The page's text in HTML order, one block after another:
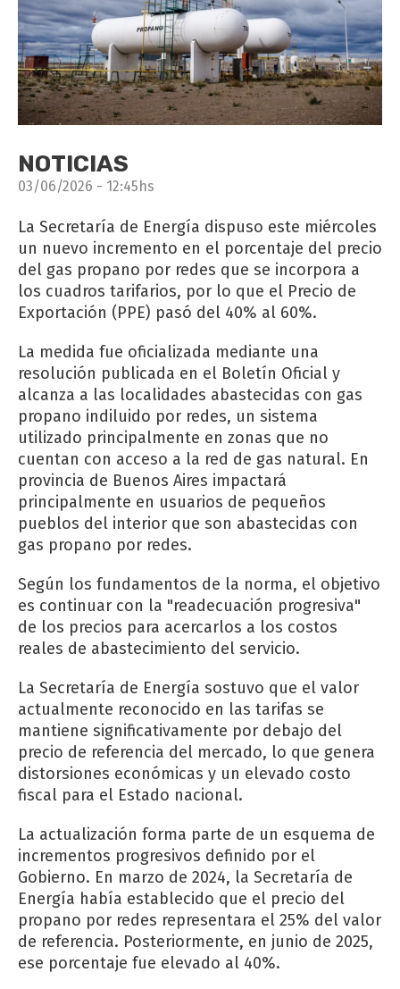
NOTICIAS
03/06/2026 - 12:45hs
La Secretaría de Energía dispuso este miércoles
un nuevo incremento en el porcentaje del precio
del gas propano por redes que se incorpora a
los cuadros tarifarios, por lo que el Precio de
Exportación (PPE) pasó del 40% al 60%.
La medida fue oficializada mediante una
resolución publicada en el Boletín Oficial y
alcanza a las localidades abastecidas con gas
propano indiluido por redes, un sistema
utilizado principalmente en zonas que no
cuentan con acceso a la red de gas natural. En
provincia de Buenos Aires impactará
principalmente en usuarios de pequeños
pueblos del interior que son abastecidas con
gas propano por redes.
Según los fundamentos de la norma, el objetivo
es continuar con la "readecuación progresiva"
de los precios para acercarlos a los costos
reales de abastecimiento del servicio.
La Secretaría de Energía sostuvo que el valor
actualmente reconocido en las tarifas se
mantiene significativamente por debajo del
precio de referencia del mercado, lo que genera
distorsiones económicas y un elevado costo
fiscal para el Estado nacional.
La actualización forma parte de un esquema de
incrementos progresivos definido por el
Gobierno. En marzo de 2024, la Secretaría de
Energía había establecido que el precio del
propano por redes representara el 25% del valor
de referencia. Posteriormente, en junio de 2025,
ese porcentaje fue elevado al 40%.